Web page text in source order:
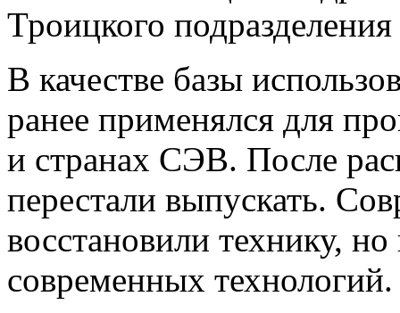
Троицкого
В качестве базы
ранее применялся для
и странах СЭВ. После
перестали выпускать.
восстановили технику,
современных технологий.